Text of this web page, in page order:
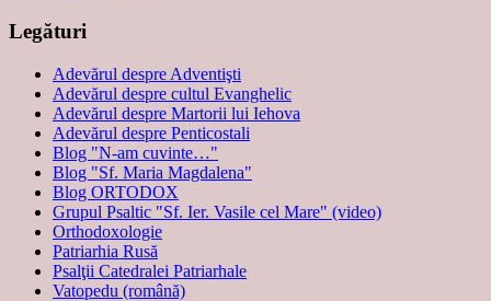
Legături
Adevărul despre Adventişti
Adevărul despre cultul Evanghelic
Adevărul despre Martorii lui Iehova
Adevărul despre Penticostali
Blog "N-am cuvinte…"
Blog "Sf. Maria Magdalena"
Blog ORTODOX
Grupul Psaltic "Sf. Ier. Vasile cel Mare" (video)
Orthodoxologie
Patriarhia Rusă
Psalţii Catedralei Patriarhale
Vatopedu (română)